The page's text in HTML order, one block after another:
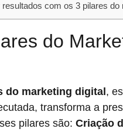
com os 3 pilares do
do
do marketing digital,
transforma a
pilares são: Criação